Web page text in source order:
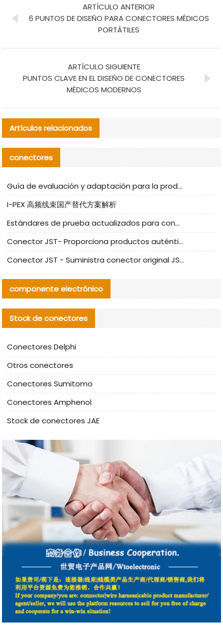
ARTÍCULO ANTERIOR
6 PUNTOS DE DISEÑO PARA CONECTORES MÉDICOS
PORTÁTILES
ARTÍCULO SIGUIENTE
PUNTOS CLAVE EN EL DISEÑO DE CONECTORES
MÉDICOS MODERNOS
Artículos relacionados
conectores
Guía de evaluación y adaptación para la producción en serie de componentes de cables nacionales para CNC Tech
I-PEX 高频线束国产替代方案解析
Estándares de prueba actualizados para conectores nacionales bajo la referencia de CLIFF
Conector JST- Proporciona productos auténticos y alternativos del conector JST NSHR-02V-S
Conector JST - Suministra conector original JST GHR-09V-S | productos alternativos
componente electrónico
Stock de conectores
Conectores Delphi
Otros conectores
Conectores Sumitomo
Conectores Amphenol
Stock de conectores JAE